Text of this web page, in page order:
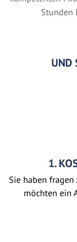
Stunden
UND
1.
Sie haben
möchten ein